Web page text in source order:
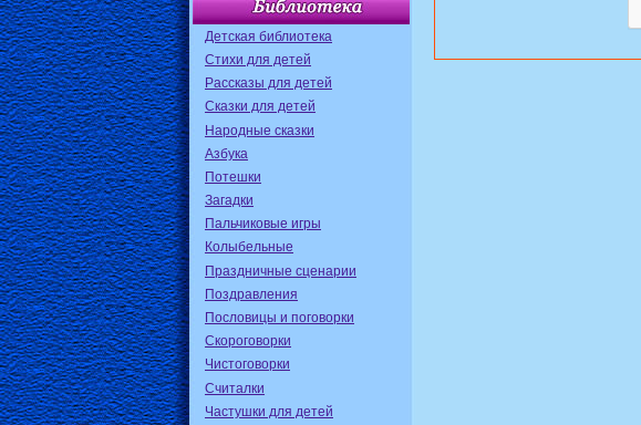
Детская библиотека
Стихи для детей
Рассказы для детей
Сказки для детей
Народные сказки
Азбука
Потешки
Загадки
Пальчиковые игры
Колыбельные
Праздничные сценарии
Поздравления
Пословицы и поговорки
Скороговорки
Чистоговорки
Считалки
Частушки для детей